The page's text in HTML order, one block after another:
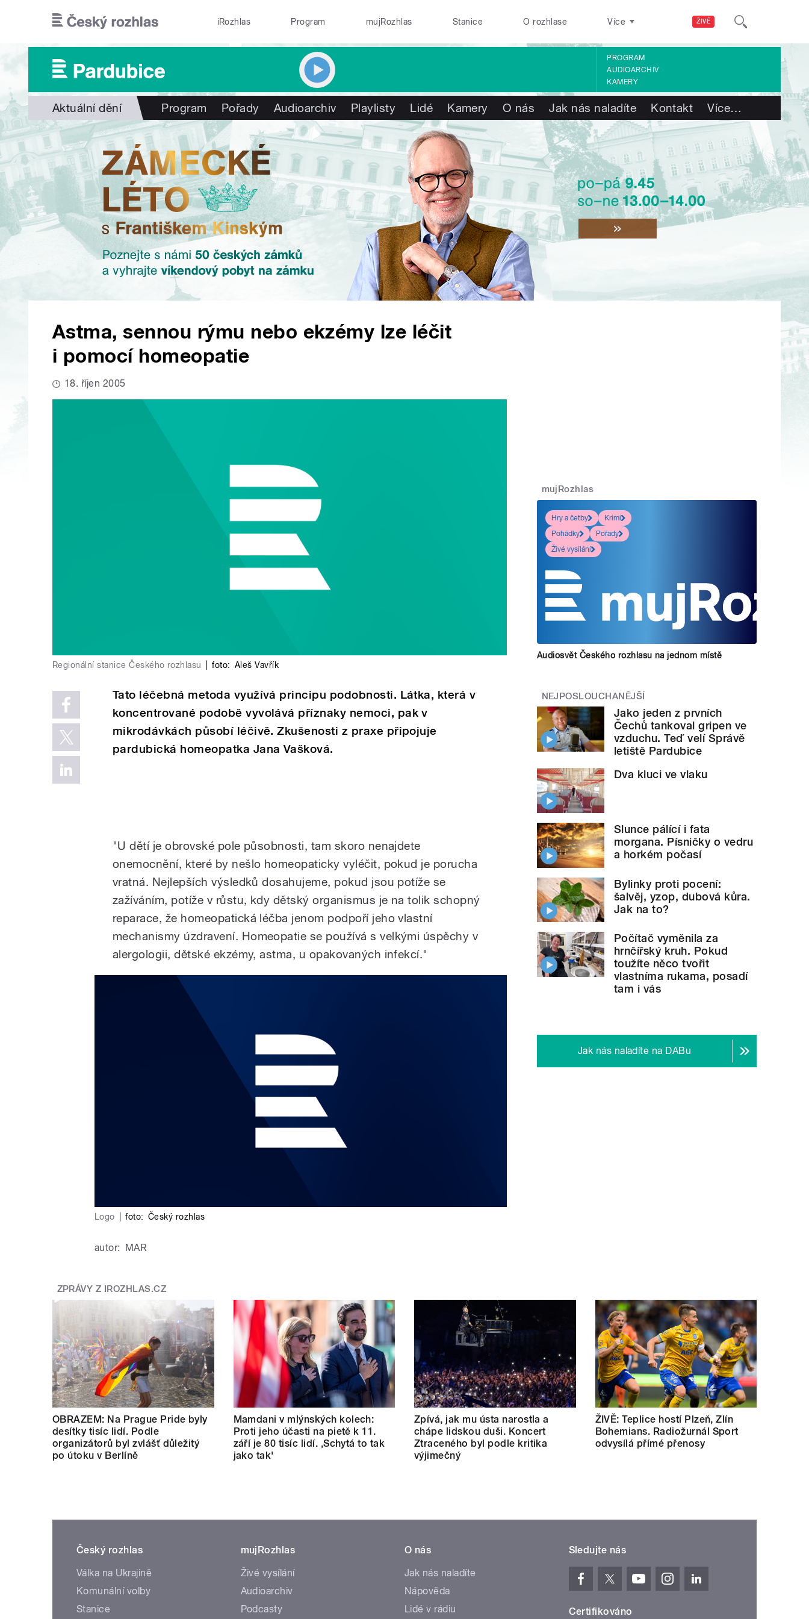
ŽIVĚ
iRozhlas Program mujRozhlas Stanice O rozhlase Více
PROGRAM
AUDIOARCHIV
KAMERY
Aktuální dění Program Pořady Audioarchiv Playlisty Lidé Kamery O nás Jak nás naladíte Kontakt Více…
Astma, sennou rýmu nebo ekzémy lze léčit
i pomocí homeopatie
18. říjen 2005
Regionální stanice Českého rozhlasu foto: Aleš Vavřík
Tato léčebná metoda využívá principu podobnosti. Látka, která v
koncentrované podobě vyvolává příznaky nemoci, pak v
mikrodávkách působí léčivě. Zkušenosti z praxe připojuje
pardubická homeopatka Jana Vašková.
"U dětí je obrovské pole působnosti, tam skoro nenajdete
onemocnění, které by nešlo homeopaticky vyléčit, pokud je porucha
vratná. Nejlepších výsledků dosahujeme, pokud jsou potíže se
zažíváním, potíže v růstu, kdy dětský organismus je na tolik schopný
reparace, že homeopatická léčba jenom podpoří jeho vlastní
mechanismy úzdravení. Homeopatie se používá s velkými úspěchy v
alergologii, dětské ekzémy, astma, u opakovaných infekcí."
Logo foto: Český rozhlas
autor: MAR
mujRozhlas
Hry a četby
Krimi
Pohádky
Pořady
Živé vysílání
Audiosvět Českého rozhlasu na jednom místě
NEJPOSLOUCHANĚJŠÍ
Jako jeden z prvních
Čechů tankoval gripen ve
vzduchu. Teď velí Správě
letiště Pardubice
Dva kluci ve vlaku
Slunce pálící i fata
morgana. Písničky o vedru
a horkém počasí
Bylinky proti pocení:
šalvěj, yzop, dubová kůra.
Jak na to?
Počítač vyměnila za
hrnčířský kruh. Pokud
toužíte něco tvořit
vlastníma rukama, posadí
tam i vás
Jak nás naladíte na DABu
ZPRÁVY Z IROZHLAS.CZ
OBRAZEM: Na Prague Pride byly
desítky tisíc lidí. Podle
organizátorů byl zvlášť důležitý
po útoku v Berlíně
Mamdani v mlýnských kolech:
Proti jeho účasti na pietě k 11.
září je 80 tisíc lidí. ‚Schytá to tak
jako tak'
Zpívá, jak mu ústa narostla a
chápe lidskou duši. Koncert
Ztraceného byl podle kritika
výjimečný
ŽIVĚ: Teplice hostí Plzeň, Zlín
Bohemians. Radiožurnál Sport
odvysílá přímé přenosy
Český rozhlas
Válka na Ukrajině
Komunální volby
Stanice
mujRozhlas
Živé vysílání
Audioarchiv
Podcasty
O nás
Jak nás naladíte
Nápověda
Lidé v rádiu
Sledujte nás
Certifikováno